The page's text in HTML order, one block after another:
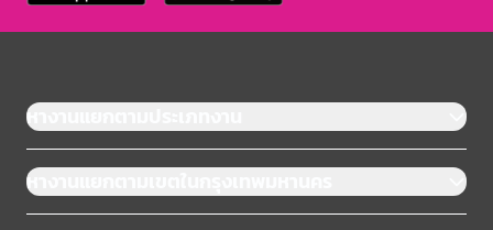
หางานแยกตามประเภทงาน
หางานแยกตามเขตในกรุงเทพมหานคร